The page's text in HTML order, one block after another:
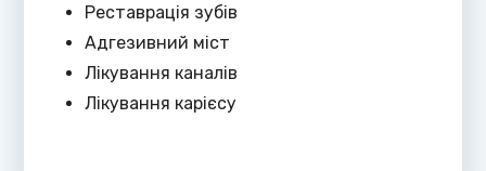
Реставрація зубів
Адгезивний міст
Лікування каналів
Лікування карієсу